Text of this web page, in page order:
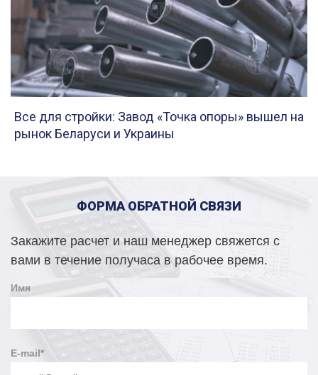
Все для стройки: Завод «Точка опоры» вышел на
рынок Беларуси и Украины
ФОРМА ОБРАТНОЙ СВЯЗИ
Закажите расчет и наш менеджер свяжется с
вами в течение получаса в рабочее время.
Имя
E-mail*